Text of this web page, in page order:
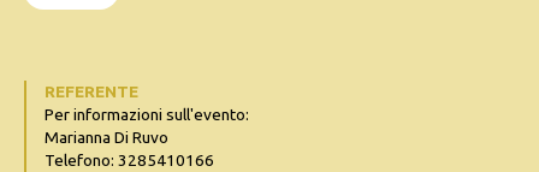
REFERENTE
Per informazioni sull'evento:
Marianna Di Ruvo
Telefono: 3285410166